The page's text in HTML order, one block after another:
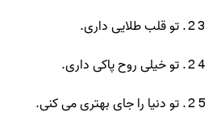
تو قلب طلایی داری.
تو خیلی روح پاکی داری.
تو دنیا را جای بهتری می کنی.